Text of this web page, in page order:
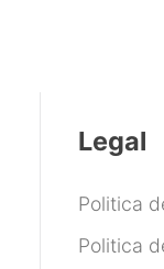
Legal
Politica
Politica